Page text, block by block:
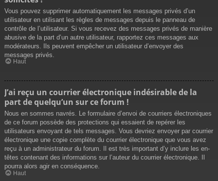
Vous pouvez supprimer automatiquement les messages privés d’un
utilisateur en utilisant les règles de messages depuis le panneau de
contrôle de l’utilisateur. Si vous recevez des messages privés de manière
abusive de la part d’un autre utilisateur, rapportez ces messages aux
modérateurs. Ils peuvent empêcher un utilisateur d’envoyer des
messages privés.
Haut
J’ai reçu un courrier électronique indésirable de la
part de quelqu’un sur ce forum !
Nous en sommes navrés. Le formulaire d’envoi de courriers électroniques
de ce forum possède des protections qui essaient de repérer les
utilisateurs envoyant de tels messages. Vous devriez envoyer par courrier
électronique une copie complète du courrier électronique que vous avez
reçu à un administrateur du forum. Il est très important d’y inclure les en-
têtes contenant des informations sur l’auteur du courrier électronique. Il
pourra alors agir en conséquence.
Haut